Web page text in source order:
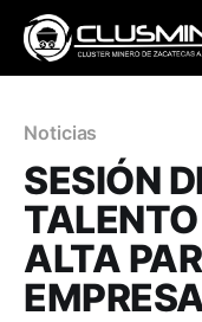
Noticias
SESIÓN
ALTA